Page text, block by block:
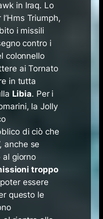
in Iraq. Lo
Triumph,
i missili
contro i
colonnello
ai Tornato
in tutta
Libia. Per i
la Jolly
di ciò che
anche se
al giorno
troppo
essere
questo le